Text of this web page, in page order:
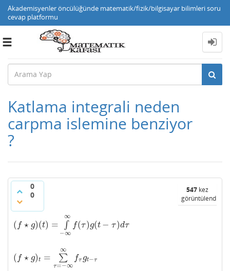
Akademisyenler öncülüğünde matematik/fizik/bilgisayar bilimleri soru
cevap platformu
Toggle
Katlama integrali neden
carpma islemine benziyor
?
0
0
547 kez
görüntülendi
( f ⋆ g)(t) = ∫
−∞
∞
f(τ)g(t − τ)dτ
(f ⋆ g) t)=∫−∞ ∞f )g t−τ)dτ
( f ⋆ g)t = ∑
τ=−∞
∞
fτ gt−τ
(f ⋆ g) =∑τ =− ∞f τ −τ